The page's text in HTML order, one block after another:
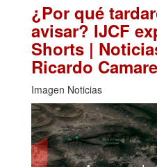
¿Por qué
avisar? IJCF
Shorts |
Ricardo
Imagen Noticias